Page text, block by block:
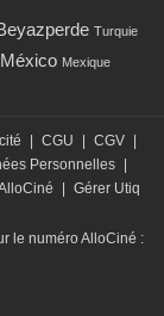
Turquie
Mexique
| CGU | CGV |
Personnelles |
| Gérer Utiq
le numéro AlloCiné :